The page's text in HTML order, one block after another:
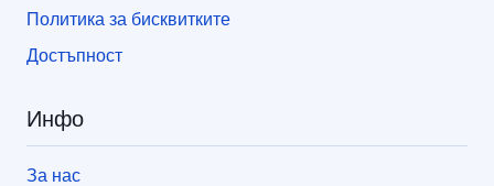
Политика за бисквитките
Достъпност
Инфо
За нас